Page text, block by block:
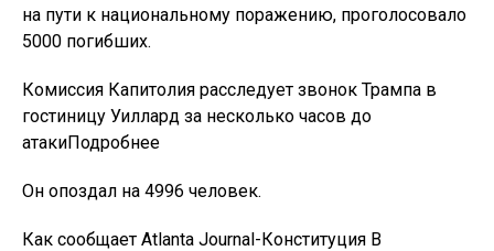
на пути к национальному поражению, проголосовало
5000 погибших.
Комиссия Капитолия расследует звонок Трампа в
гостиницу Уиллард за несколько часов до
атакиПодробнее
Он опоздал на 4996 человек.
Как сообщает Atlanta Journal-Конституция В